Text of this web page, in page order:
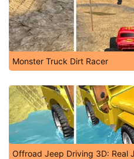
Monster Truck Dirt Racer
Offroad Jeep Driving 3D: Real